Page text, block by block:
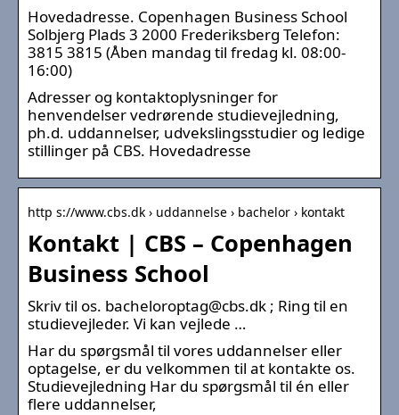
Hovedadresse. Copenhagen Business School
Solbjerg Plads 3 2000 Frederiksberg Telefon:
3815 3815 (Åben mandag til fredag kl. 08:00-
16:00)
Adresser og kontaktoplysninger for
henvendelser vedrørende studievejledning,
ph.d. uddannelser, udvekslingsstudier og ledige
stillinger på CBS. Hovedadresse
http s://www.cbs.dk › uddannelse › bachelor › kontakt
Kontakt | CBS – Copenhagen
Business School
Skriv til os. bacheloroptag@cbs.dk ; Ring til en
studievejleder. Vi kan vejlede …
Har du spørgsmål til vores uddannelser eller
optagelse, er du velkommen til at kontakte os.
Studievejledning Har du spørgsmål til én eller
flere uddannelser,